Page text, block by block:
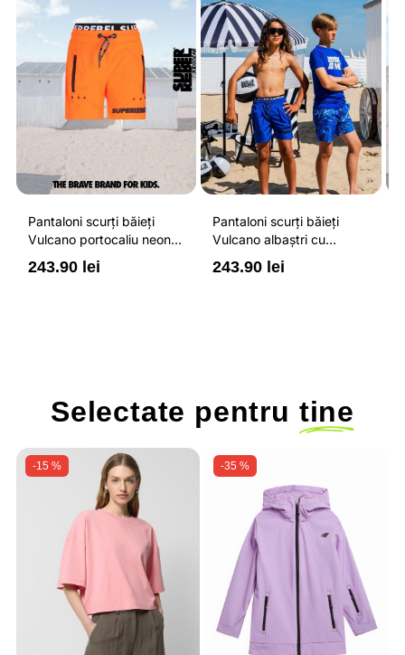
Pantaloni scurți băieți
Vulcano portocaliu neon
cu buzunare cu fermoar,
impermeabili și talie
243.90 lei
Pantaloni scurți băieți
Vulcano albaștri cu
buzunare cu fermoar,
impermeabili și talie
243.90 lei
Selectate pentru tine
-15 % -35 %